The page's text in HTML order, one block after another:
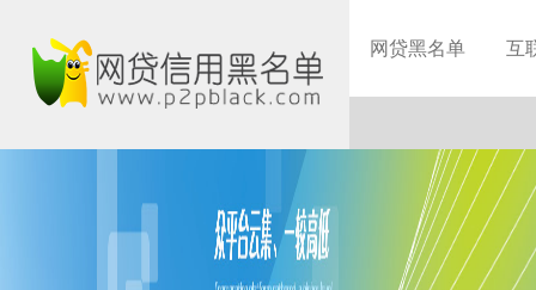
网贷黑名单 互